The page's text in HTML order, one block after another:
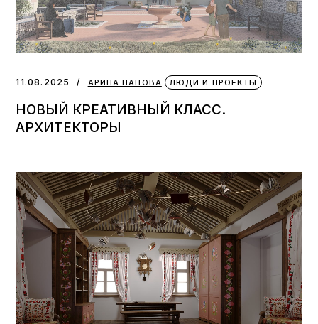
11.08.2025 АРИНА ПАНОВА ЛЮДИ И ПРОЕКТЫ
НОВЫЙ КРЕАТИВНЫЙ КЛАСС.
АРХИТЕКТОРЫ